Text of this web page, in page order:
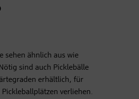
sehen ähnlich aus wie
sind auch Picklebälle
erhältlich, für
verliehen.